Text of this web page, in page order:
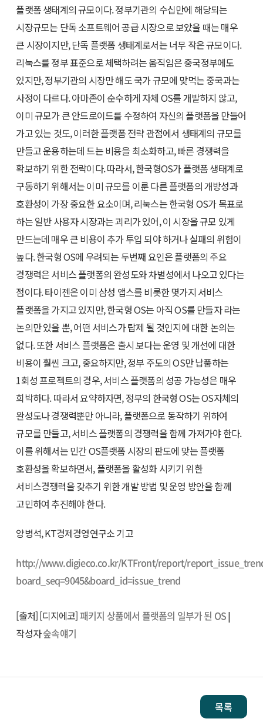
플랫폼 생태계의 규모이다. 정부기관의 수십만에 해당되는
시장규모는 단독 소프트웨어 공급 시장으로 보았을 때는 매우
큰 시장이지만, 단독 플랫폼 생태계로서는 너무 작은 규모이다.
리눅스를 정부 표준으로 체택하려는 움직임은 중국정부에도
있지만, 정부기관의 시장만 해도 국가 규모에 맞먹는 중국과는
사정이 다르다. 아마존이 순수하게 자체 OS를 개발하지 않고,
이미 규모가 큰 안드로이드를 수정하여 자신의 플랫폼을 만들어
가고 있는 것도, 이러한 플랫폼 전략 관점에서 생태계의 규모를
만들고 운용하는데 드는 비용을 최소화하고, 빠른 경쟁력을
확보하기 위한 전략이다. 따라서, 한국형OS가 플랫폼 생태계로
구동하기 위해서는 이미 규모를 이룬 다른 플랫폼의 개방성과
호환성이 가장 중요한 요소이며, 리눅스는 한국형 OS가 목표로
하는 일반 사용자 시장과는 괴리가 있어, 이 시장을 규모 있게
만드는데 매우 큰 비용이 추가 투입 되야 하거나 실패의 위험이
높다. 한국형 OS에 우려되는 두번째 요인은 플랫폼의 주요
경쟁력은 서비스 플랫폼의 완성도와 차별성에서 나오고 있다는
점이다. 타이젠은 이미 삼성 앱스를 비롯한 몇가지 서비스
플랫폼을 가지고 있지만, 한국형 OS는 아직 OS를 만들자 라는
논의만 있을 뿐, 어떤 서비스가 탑제 될 것인지에 대한 논의는
없다. 또한 서비스 플랫폼은 출시 보다는 운영 및 개선에 대한
비용이 훨씬 크고, 중요하지만, 정부 주도의 OS만 납품하는
1회성 프로젝트의 경우, 서비스 플랫폼의 성공 가능성은 매우
희박하다. 따라서 요약하자면, 정부의 한국형 OS는 OS자체의
완성도나 경쟁력뿐만 아니라, 플랫폼으로 동작하기 위하여
규모를 만들고, 서비스 플랫폼의 경쟁력을 함께 가져가야 한다.
이를 위해서는 민간 OS플랫폼 시장의 판도에 맞는 플랫폼
호환성을 확보하면서, 플랫폼을 활성화 시키기 위한
서비스경쟁력을 갖추기 위한 개발 방법 및 운영 방안을 함께
고민하여 추진해야 한다.
양병석, KT경제경영연구소 기고
http://www.digieco.co.kr/KTFront/report/
board_seq=9045&board_id=issue_trend
[출처] [디지에코]패키지 상품에서 플랫폼의 일부가 된 OS|
작성자숲속얘기
목록